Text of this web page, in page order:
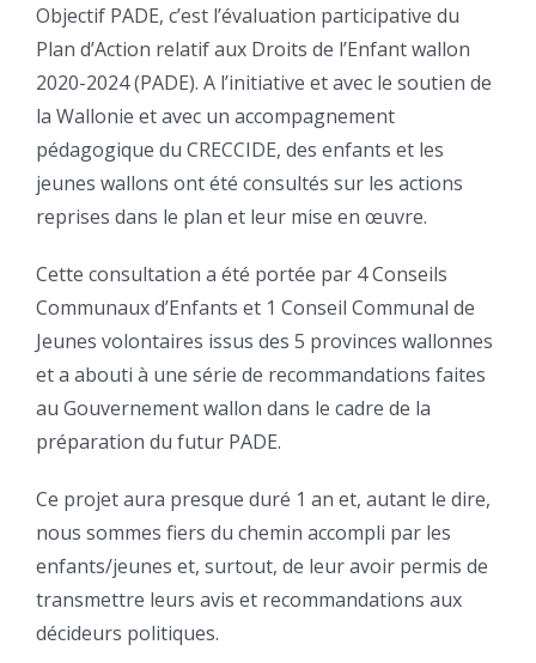
Objectif PADE, c’est l’évaluation participative du
Plan d’Action relatif aux Droits de l’Enfant wallon
2020-2024 (PADE). A l’initiative et avec le soutien de
la Wallonie et avec un accompagnement
pédagogique du CRECCIDE, des enfants et les
jeunes wallons ont été consultés sur les actions
reprises dans le plan et leur mise en œuvre.
Cette consultation a été portée par 4 Conseils
Communaux d’Enfants et 1 Conseil Communal de
Jeunes volontaires issus des 5 provinces wallonnes
et a abouti à une série de recommandations faites
au Gouvernement wallon dans le cadre de la
préparation du futur PADE.
Ce projet aura presque duré 1 an et, autant le dire,
nous sommes fiers du chemin accompli par les
enfants/jeunes et, surtout, de leur avoir permis de
transmettre leurs avis et recommandations aux
décideurs politiques.